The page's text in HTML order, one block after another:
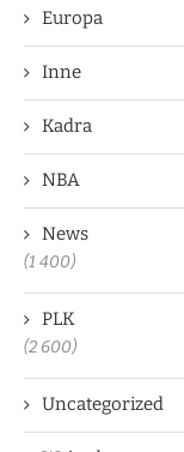
Europa
Inne
Kadra
NBA
News
(1 400)
PLK
(2 600)
Uncategorized